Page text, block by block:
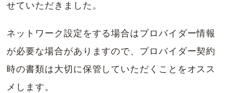
せていただきました。
ネットワーク設定をする場合はプロバイダー情報
が必要な場合がありますので、プロバイダー契約
時の書類は大切に保管していただくことをオスス
メします。